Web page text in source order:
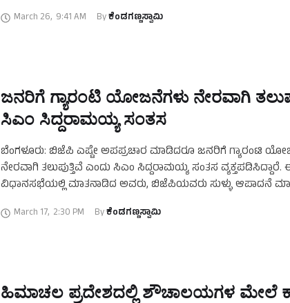
March 26, 9:41 AM By ಕೆಂಡಗಣ್ಣಸ್ವಾಮಿ
ಜನರಿಗೆ ಗ್ಯಾರಂಟಿ ಯೋಜನೆಗಳು ನೇರವಾಗಿ
ಸಿಎಂ ಸಿದ್ದರಾಮಯ್ಯ ಸಂತಸ
ಬೆಂಗಳೂರು: ಬಿಜೆಪಿ ಎಷ್ಟೇ ಅಪಪ್ರಚಾರ ಮಾಡಿದರೂ ಜನರಿಗೆ ಗ್ಯಾರಂಟಿ
ನೇರವಾಗಿ ತಲುಪುತ್ತಿವೆ ಎಂದು ಸಿಎಂ ಸಿದ್ದರಾಮಯ್ಯ ಸಂತಸ ವ್ಯಕ್ತಪಡಿಸಿದ್ದಾರೆ.
ವಿಧಾನಸಭೆಯಲ್ಲಿ ಮಾತನಾಡಿದ ಅವರು, ಬಿಜೆಪಿಯವರು ಸುಳ್ಳು ಆಪಾದನೆ
March 17, 2:30 PM By ಕೆಂಡಗಣ್ಣಸ್ವಾಮಿ
ಹಿಮಾಚಲ ಪ್ರದೇಶದಲ್ಲಿ ಶೌಚಾಲಯಗಳ ಮೇಲೆ